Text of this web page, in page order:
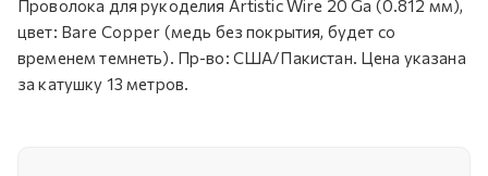
Проволока для рукоделия Artistic Wire 20 Ga (0.812 мм),
цвет: Bare Copper (медь без покрытия, будет со
временем темнеть). Пр-во: США/Пакистан. Цена указана
за катушку 13 метров.